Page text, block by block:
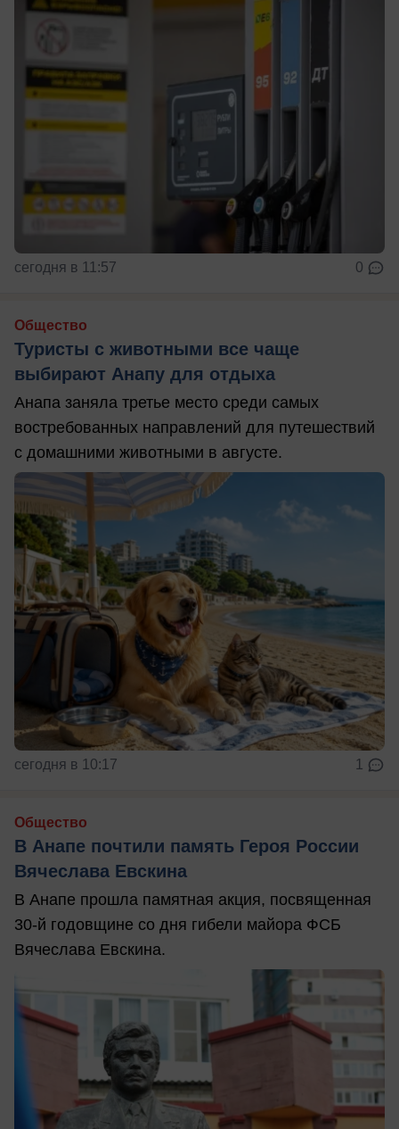
сегодня в 11:57 0
Общество
Туристы с животными все чаще
выбирают Анапу для отдыха
Анапа заняла третье место среди самых
востребованных направлений для путешествий
с домашними животными в августе.
сегодня в 10:17 1
Общество
В Анапе почтили память Героя России
Вячеслава Евскина
В Анапе прошла памятная акция, посвященная
30-й годовщине со дня гибели майора ФСБ
Вячеслава Евскина.